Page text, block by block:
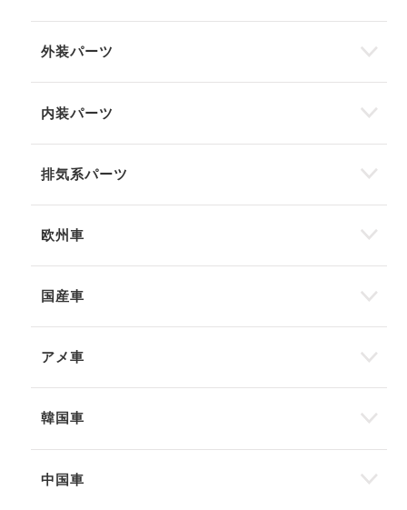
外装パーツ
内装パーツ
排気系パーツ
欧州車
国産車
アメ車
韓国車
中国車